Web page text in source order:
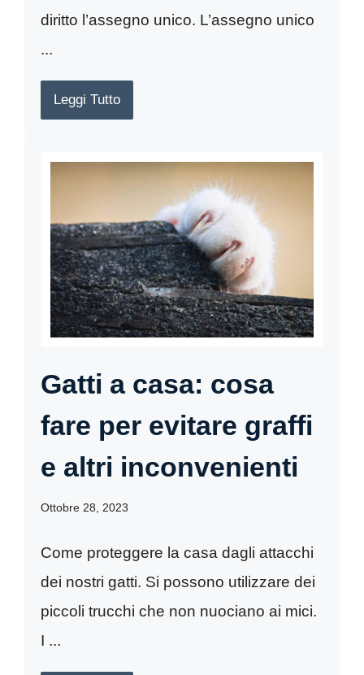
diritto l’assegno unico. L’assegno unico
...
Leggi Tutto
Gatti a casa: cosa
fare per evitare graffi
e altri inconvenienti
Ottobre 28, 2023
Come proteggere la casa dagli attacchi
dei nostri gatti. Si possono utilizzare dei
piccoli trucchi che non nuociano ai mici.
I ...